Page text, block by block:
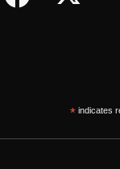
*indicates